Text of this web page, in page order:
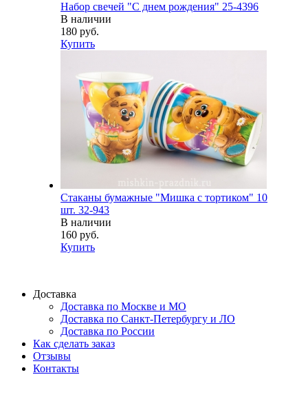
Набор свечей "С днем рождения" 25-4396
В наличии
180 руб.
Купить
Стаканы бумажные "Мишка с тортиком" 10
шт. 32-943
В наличии
160 руб.
Купить
Доставка
Доставка по Москве и МО
Доставка по Санкт-Петербургу и ЛО
Доставка по России
Как сделать заказ
Отзывы
Контакты